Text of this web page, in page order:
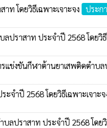
ท โดยวิธีเฉพาะเจาะจง ประก
ปราสาท ประจำปี 2568 โดยวิธี
ข่งขันกีฬาต้านยาเสพติดตำบล
จำปี 2568 โดยวิธีเฉพาะเจาะจ
ปราสาท ประจำปี 2568 โดยวิ